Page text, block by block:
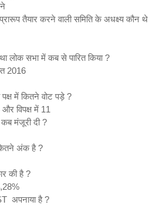
तैयार करने वाली समिति के अधक्ष्य कौन थे
लोक सभा में कब से पारित किया ?
2016
में कितने वोट पड़े ?
विपक्ष में 11
मंजूरी दी ?
अंक है ?
की है ?
अपनाया है ?